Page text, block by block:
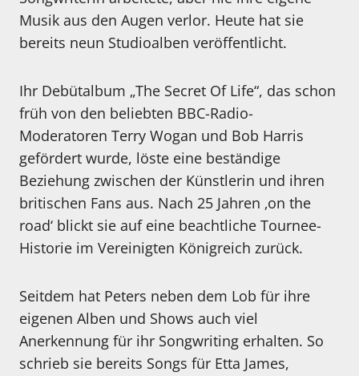
Musik aus den Augen verlor. Heute hat sie
bereits neun Studioalben veröffentlicht.
Ihr Debütalbum „The Secret Of Life“, das schon
früh von den beliebten BBC-Radio-
Moderatoren Terry Wogan und Bob Harris
gefördert wurde, löste eine beständige
Beziehung zwischen der Künstlerin und ihren
britischen Fans aus. Nach 25 Jahren ‚on the
road‘ blickt sie auf eine beachtliche Tournee-
Historie im Vereinigten Königreich zurück.
Seitdem hat Peters neben dem Lob für ihre
eigenen Alben und Shows auch viel
Anerkennung für ihr Songwriting erhalten. So
schrieb sie bereits Songs für Etta James,